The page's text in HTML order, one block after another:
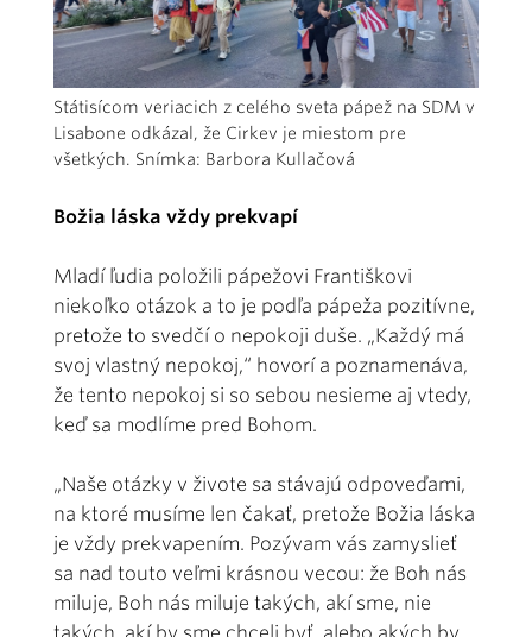
Státisícom veriacich z celého sveta pápež na SDM v
Lisabone odkázal, že Cirkev je miestom pre
všetkých. Snímka: Barbora Kullačová
Božia láska vždy prekvapí
Mladí ľudia položili pápežovi Františkovi
niekoľko otázok a to je podľa pápeža pozitívne,
pretože to svedčí o nepokoji duše. „Každý má
svoj vlastný nepokoj,“ hovorí a poznamenáva,
že tento nepokoj si so sebou nesieme aj vtedy,
keď sa modlíme pred Bohom.
„Naše otázky v živote sa stávajú odpoveďami,
na ktoré musíme len čakať, pretože Božia láska
je vždy prekvapením. Pozývam vás zamyslieť
sa nad touto veľmi krásnou vecou: že Boh nás
miluje, Boh nás miluje takých, akí sme, nie
takých, akí by sme chceli byť, alebo akých by